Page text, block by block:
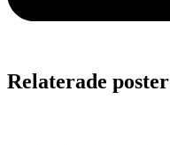
Relaterade poster